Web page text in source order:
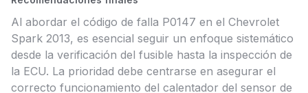
Al abordar el código de falla P0147 en el Chevrolet
Spark 2013, es esencial seguir un enfoque sistemático
desde la verificación del fusible hasta la inspección de
la ECU. La prioridad debe centrarse en asegurar el
correcto funcionamiento del calentador del sensor de